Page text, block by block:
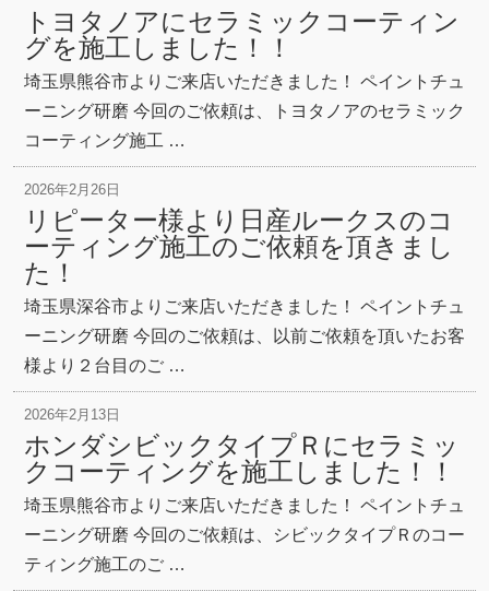
トヨタノアにセラミックコーティン
グを施工しました！！
埼玉県熊谷市よりご来店いただきました！ ペイントチュ
ーニング研磨 今回のご依頼は、トヨタノアのセラミック
コーティング施工 …
2026年2月26日
リピーター様より日産ルークスのコ
ーティング施工のご依頼を頂きまし
た！
埼玉県深谷市よりご来店いただきました！ ペイントチュ
ーニング研磨 今回のご依頼は、以前ご依頼を頂いたお客
様より２台目のご …
2026年2月13日
ホンダシビックタイプＲにセラミッ
クコーティングを施工しました！！
埼玉県熊谷市よりご来店いただきました！ ペイントチュ
ーニング研磨 今回のご依頼は、シビックタイプＲのコー
ティング施工のご …